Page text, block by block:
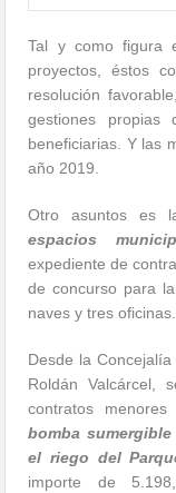
Tal y como figura
proyectos, éstos
resolución
gestiones propias
beneficiarias. Y las
año 2019.
Otro asuntos es
espacios
expediente de
de concurso para
naves y tres oficinas.
Desde la Concejalía
Roldán Valcárcel,
contratos
bomba
el riego del
importe de